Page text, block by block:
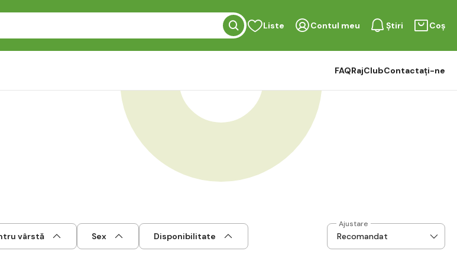
Liste Contul meu Știri Coș
FAQRajClubContactați-ne
vârstă Sex Disponibilitate
Ajustare